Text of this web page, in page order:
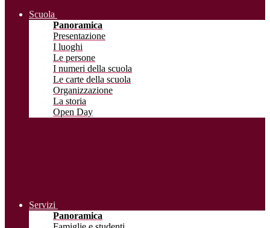
Scuola
Panoramica
Presentazione
I luoghi
Le persone
I numeri della scuola
Le carte della scuola
Organizzazione
La storia
Open Day
Servizi
Panoramica